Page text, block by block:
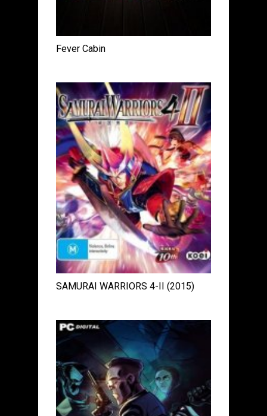
Fever Cabin
SAMURAI WARRIORS 4-II (2015)